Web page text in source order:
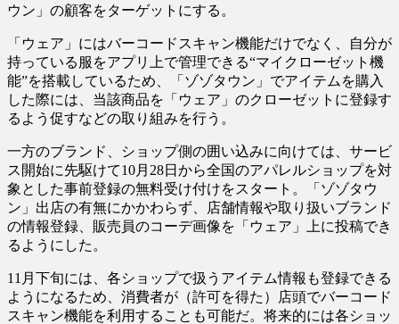
ウン」の顧客をターゲットにする。
「ウェア」にはバーコードスキャン機能だけでなく、自分が
持っている服をアプリ上で管理できる“マイクローゼット機
能”を搭載しているため、「ゾゾタウン」でアイテムを購入
した際には、当該商品を「ウェア」のクローゼットに登録す
るよう促すなどの取り組みを行う。
一方のブランド、ショップ側の囲い込みに向けては、サービ
ス開始に先駆けて10月28日から全国のアパレルショップを対
象とした事前登録の無料受け付けをスタート。「ゾゾタウ
ン」出店の有無にかかわらず、店舗情報や取り扱いブランド
の情報登録、販売員のコーデ画像を「ウェア」上に投稿でき
るようにした。
11月下旬には、各ショップで扱うアイテム情報も登録できる
ようになるため、消費者が（許可を得た）店頭でバーコード
スキャン機能を利用することも可能だ。将来的には各ショッ